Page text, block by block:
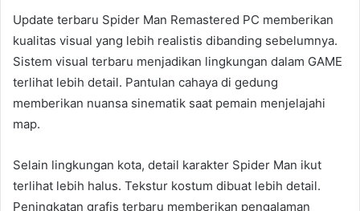
Update terbaru Spider Man Remastered PC memberikan
kualitas visual yang lebih realistis dibanding sebelumnya.
Sistem visual terbaru menjadikan lingkungan dalam GAME
terlihat lebih detail. Pantulan cahaya di gedung
memberikan nuansa sinematik saat pemain menjelajahi
map.
Selain lingkungan kota, detail karakter Spider Man ikut
terlihat lebih halus. Tekstur kostum dibuat lebih detail.
Peningkatan grafis terbaru memberikan pengalaman